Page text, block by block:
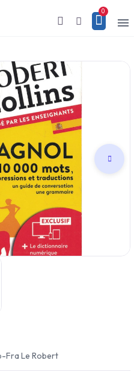
Fra Le Robert